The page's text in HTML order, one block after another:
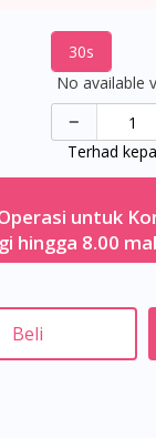
30s
No available
Terhad
untuk
hingga 8.00
Beli